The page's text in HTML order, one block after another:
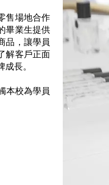
售場地合作
畢業生提供
品，讓學員
解客戶正面
長。
本校為學員